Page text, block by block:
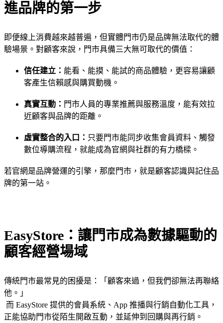
進品牌的第一步
即便線上消費越來越普遍，但實體門市仍是品牌無法取代的體
驗場景。對顧客來說，門市具備三大無可取代的價值：
信任建立： 能看、能摸、能試的商品體驗，更容易讓顧
客產生信賴感與購買動機。
真實互動： 門市人員的專業推薦與服務溫度，能有效拉
近顧客與品牌的距離。
虛實整合的入口： 只要門市能同步收集會員資料、觸發
數位導購流程，就能成為官網與社群的有力橋樑。
若官網是品牌營運的引擎，那麼門市，就是顧客認識與記住品
牌的第一站。
EasyStore：讓門市成為數據驅動的
顧客經營場域
傳統門市最常見的困擾是：「顧客來過，但我們卻無法再聯絡
他。」
而 EasyStore 提供的會員系統、App 推播與行銷自動化工具，
正能協助門市從陌生開啟互動，並延伸到回購與再行銷。